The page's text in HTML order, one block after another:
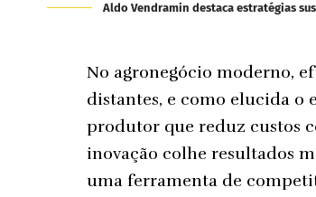
Aldo Vendramin destaca estratégias
No agronegócio moderno,
distantes, e como elucida o
produtor que reduz custos
inovação colhe resultados
uma ferramenta de